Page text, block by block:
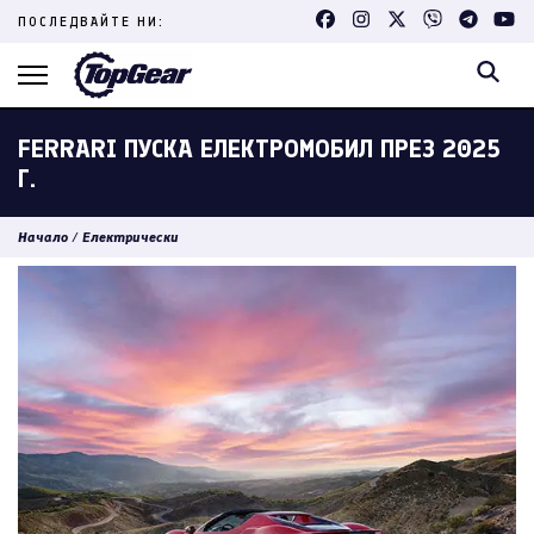
Skip
content
ПОСЛЕДВАЙТЕ НИ:
FERRARI ПУСКА ЕЛЕКТРОМОБИЛ ПРЕЗ 2025
Г.
Начало / Електрически